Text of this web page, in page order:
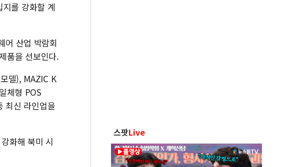
를 강화할 계
어 산업 박람회
품을 선보인다.
델), MAZIC K
체형 POS
최신 라인업을
화해 북미 시
스팟Live